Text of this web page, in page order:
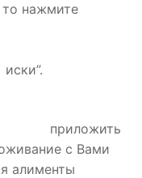
то нажмите
иски”.
приложить
с Вами
алименты